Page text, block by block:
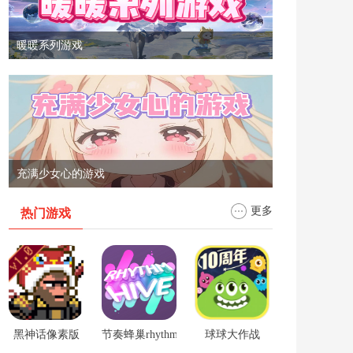
暖暖系列游戏
充满少女心的游戏
热门游戏 更多
黑神话像素版 节奏蜂巢rhythm hive 球球大作战